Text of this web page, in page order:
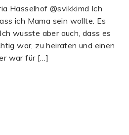
Hasselhof @svikkimd Ich
ich Mama sein wollte. Es
wusste aber auch, dass es
war, zu heiraten und einen
war für […]